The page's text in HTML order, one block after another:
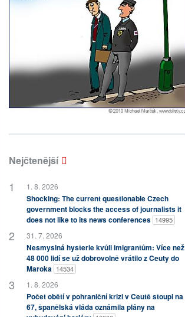
Nejčtenější
1. 8. 2026
Shocking: The current questionable Czech
government blocks the access of journalists it
does not like to its news conferences 14995
31. 7. 2026
Nesmyslná hysterie kvůli imigrantům: Více než
48 000 lidí se už dobrovolně vrátilo z Ceuty do
Maroka 14534
1. 8. 2026
Počet obětí v pohraniční krizi v Ceutě stoupl na
67, španělská vláda oznámila plány na